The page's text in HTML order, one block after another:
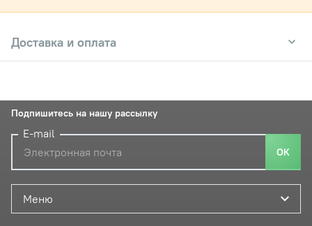
Доставка и оплата
Меню
Подпишитесь на нашу рассылку
E-mail
ОК